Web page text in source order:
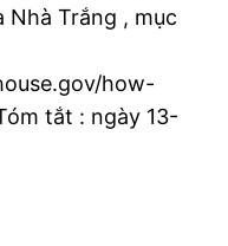
Trắng , mục
how-
tắt : ngày 13-